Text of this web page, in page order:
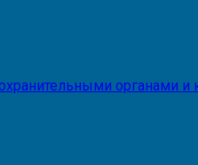
органами и